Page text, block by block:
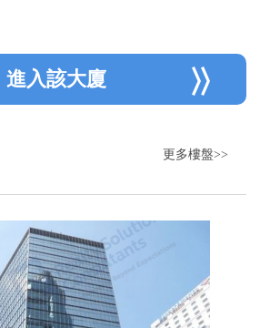
進入該大廈
更多樓盤>>